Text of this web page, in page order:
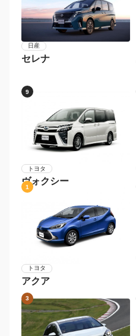
日産
セレナ
9
トヨタ
ヴォクシー
1
トヨタ
アクア
3